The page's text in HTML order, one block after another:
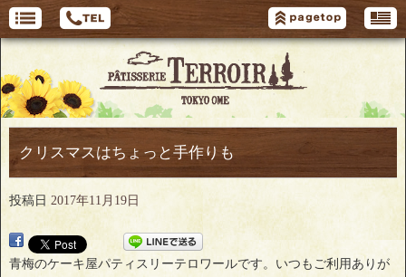
クリスマスはちょっと手作りも
投稿日 2017年11月19日
青梅のケーキ屋パティスリーテロワールです。いつもご利用ありが